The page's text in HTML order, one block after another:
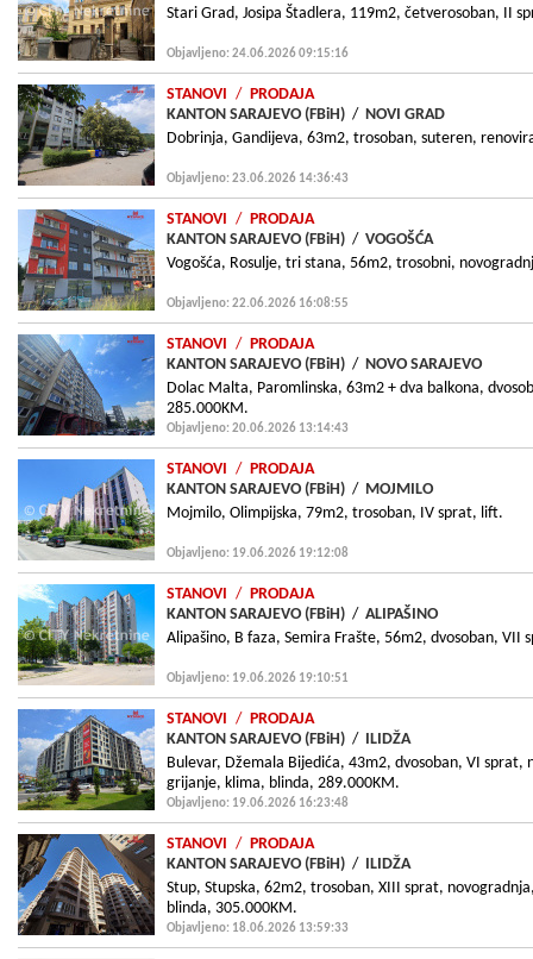
Stari Grad, Josipa Štadlera, 119m2, četverosoban, II
Objavljeno: 24.06.2026 09:15:16
STANOVI / PRODAJA
KANTON SARAJEVO (FBiH) / NOVI GRAD
Dobrinja, Gandijeva, 63m2, trosoban, suteren,
Objavljeno: 23.06.2026 14:36:43
STANOVI / PRODAJA
KANTON SARAJEVO (FBiH) / VOGOŠĆA
Vogošća, Rosulje, tri stana, 56m2, trosobni,
Objavljeno: 22.06.2026 16:08:55
STANOVI / PRODAJA
KANTON SARAJEVO (FBiH) / NOVO SARAJEVO
Dolac Malta, Paromlinska, 63m2 + dva balkona,
285.000KM.
Objavljeno: 20.06.2026 13:14:43
STANOVI / PRODAJA
KANTON SARAJEVO (FBiH) / MOJMILO
Mojmilo, Olimpijska, 79m2, trosoban, IV sprat, lift.
Objavljeno: 19.06.2026 19:12:08
STANOVI / PRODAJA
KANTON SARAJEVO (FBiH) / ALIPAŠINO
Alipašino, B faza, Semira Frašte, 56m2, dvosoban, VII
Objavljeno: 19.06.2026 19:10:51
STANOVI / PRODAJA
KANTON SARAJEVO (FBiH) / ILIDŽA
Bulevar, Džemala Bijedića, 43m2, dvosoban, VI
grijanje, klima, blinda, 289.000KM.
Objavljeno: 19.06.2026 16:23:48
STANOVI / PRODAJA
KANTON SARAJEVO (FBiH) / ILIDŽA
Stup, Stupska, 62m2, trosoban, XIII sprat,
blinda, 305.000KM.
Objavljeno: 18.06.2026 13:59:33